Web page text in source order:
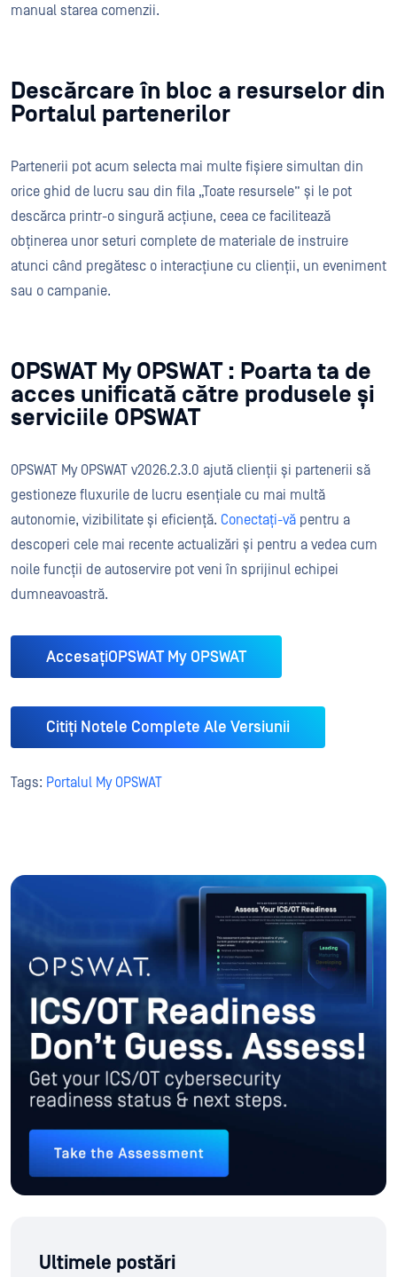
manual starea comenzii.
Descărcare în bloc a resurselor din
Portalul partenerilor
Partenerii pot acum selecta mai multe fișiere simultan din
orice ghid de lucru sau din fila „Toate resursele” și le pot
descărca printr-o singură acțiune, ceea ce facilitează
obținerea unor seturi complete de materiale de instruire
atunci când pregătesc o interacțiune cu clienții, un eveniment
sau o campanie.
OPSWAT My OPSWAT : Poarta ta de
acces unificată către produsele și
serviciile OPSWAT
OPSWAT My OPSWAT v2026.2.3.0 ajută clienții și partenerii să
gestioneze fluxurile de lucru esențiale cu mai multă
autonomie, vizibilitate și eficiență. Conectați-vă pentru a
descoperi cele mai recente actualizări și pentru a vedea cum
noile funcții de autoservire pot veni în sprijinul echipei
dumneavoastră.
AccesațiOPSWAT My OPSWAT
Citiți Notele Complete Ale Versiunii
Tags: Portalul My OPSWAT
Ultimele postări